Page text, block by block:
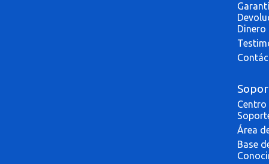
Dinero
Centro
Área
Base